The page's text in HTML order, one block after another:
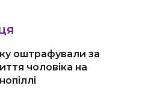
оштрафували за
чоловіка на